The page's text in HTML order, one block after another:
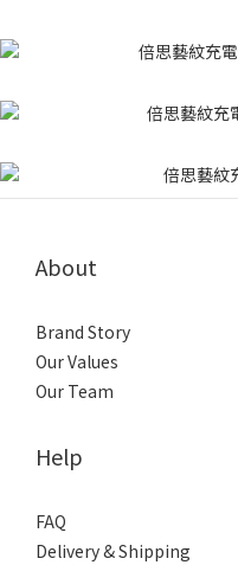
About
Brand Story
Our Values
Our Team
Help
FAQ
Delivery & Shipping